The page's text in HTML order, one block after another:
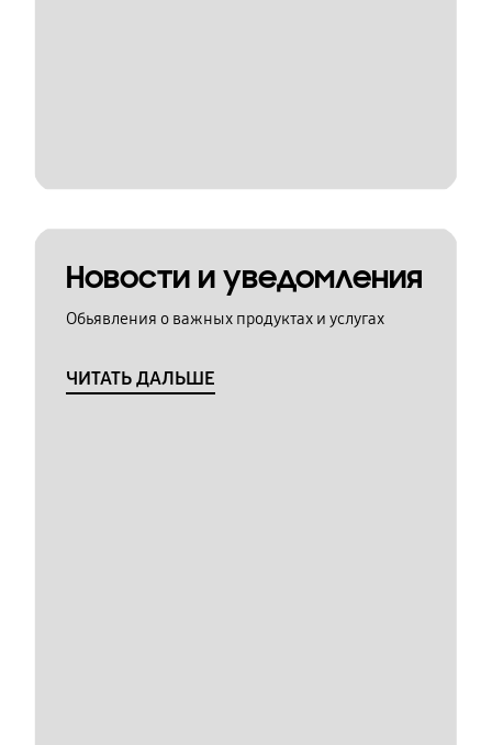
Новости и уведомления
Обьявления о важных продуктах и услугах
ЧИТАТЬ ДАЛЬШЕ